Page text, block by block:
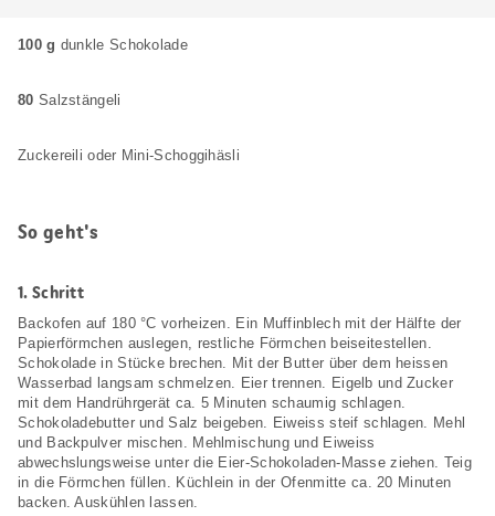
100 g dunkle Schokolade
80 Salzstängeli
Zuckereili oder Mini-Schoggihäsli
So geht's
1.Schritt
Backofen auf 180 °C vorheizen. Ein Muffinblech mit der Hälfte der
Papierförmchen auslegen, restliche Förmchen beiseitestellen.
Schokolade in Stücke brechen. Mit der Butter über dem heissen
Wasserbad langsam schmelzen. Eier trennen. Eigelb und Zucker
mit dem Handrührgerät ca. 5 Minuten schaumig schlagen.
Schokoladebutter und Salz beigeben. Eiweiss steif schlagen. Mehl
und Backpulver mischen. Mehlmischung und Eiweiss
abwechslungsweise unter die Eier-Schokoladen-Masse ziehen. Teig
in die Förmchen füllen. Küchlein in der Ofenmitte ca. 20 Minuten
backen. Auskühlen lassen.